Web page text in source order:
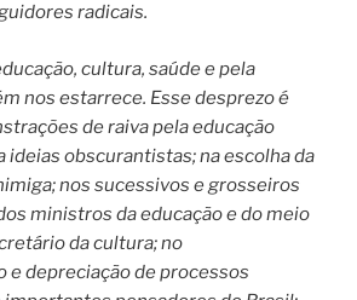
radicais.
cultura, saúde e pela
nos estarrece. Esse desprezo é
de raiva pela educação
ideias obscurantistas; na escolha da
nos sucessivos e grosseiros
ministros da educação e do meio
da cultura; no
e depreciação de processos